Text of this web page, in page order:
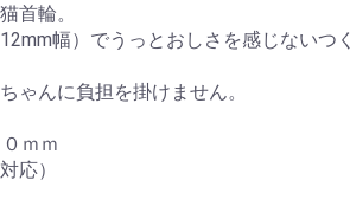
首輪。
幅）でうっとおしさを感じないつく
ゃんに負担を掛けません。
ｍｍ
応）